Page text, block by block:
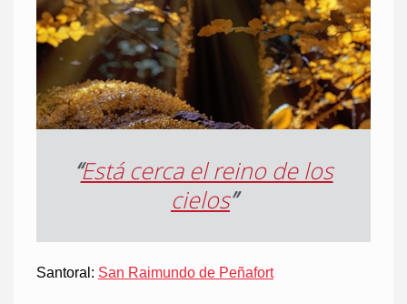
“Está cerca el reino de los
cielos”
Santoral: San Raimundo de Peñafort